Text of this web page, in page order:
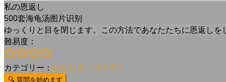
私の恩返し
500套海龟汤图片识别
ゆっくりと目を閉じます。この方法であなたたちに恩返しを
難易度：
カテゴリー： おもしろ・コメディ
🔍 質問を始めます